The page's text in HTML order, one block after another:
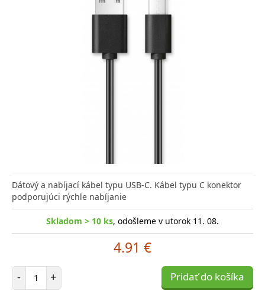
Dátový a nabíjací kábel typu USB-C. Kábel typu C konektor
podporujúci rýchle nabíjanie
Skladom > 10 ks, odošleme v utorok 11. 08.
4.91 €
- Počet položiek
+ Pridať do košíka